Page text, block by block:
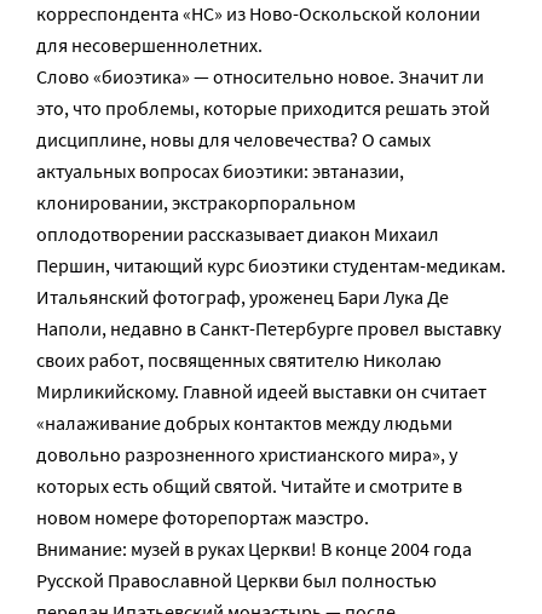
корреспондента «НС» из Ново-Оскольской колонии
для несовершеннолетних.
Слово «биоэтика» — относительно новое. Значит ли
это, что проблемы, которые приходится решать этой
дисциплине, новы для человечества? О самых
актуальных вопросах биоэтики: эвтаназии,
клонировании, экстракорпоральном
оплодотворении рассказывает диакон Михаил
Першин, читающий курс биоэтики студентам-медикам.
Итальянский фотограф, уроженец Бари Лука Де
Наполи, недавно в Санкт-Петербурге провел выставку
своих работ, посвященных святителю Николаю
Мирликийскому. Главной идеей выставки он считает
«налаживание добрых контактов между людьми
довольно разрозненного христианского мира», у
которых есть общий святой. Читайте и смотрите в
новом номере фоторепортаж маэстро.
Внимание: музей в руках Церкви! В конце 2004 года
Русской Православной Церкви был полностью